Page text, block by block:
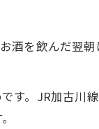
酒を飲んだ翌朝
す。JR加古川